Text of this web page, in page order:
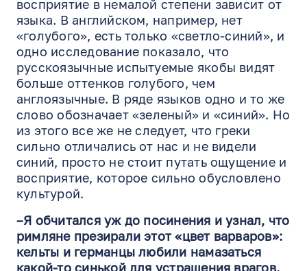
восприятие в немалой степени зависит от
языка. В английском, например, нет
«голубого», есть только «светло-синий», и
одно исследование показало, что
русскоязычные испытуемые якобы видят
больше оттенков голубого, чем
англоязычные. В ряде языков одно и то же
слово обозначает «зеленый» и «синий». Но
из этого все же не следует, что греки
сильно отличались от нас и не видели
синий, просто не стоит путать ощущение и
восприятие, которое сильно обусловлено
культурой.
–Я обчитался уж до посинения и узнал, что
римляне презирали этот «цвет варваров»:
кельты и германцы любили намазаться
какой-то синькой для устрашения врагов.